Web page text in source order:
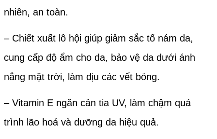
nhiên, an toàn.
– Chiết xuất lô hội giúp giảm sắc tố nám da,
cung cấp độ ẩm cho da, bảo vệ da dưới ánh
nắng mặt trời, làm dịu các vết bỏng.
– Vitamin E ngăn cản tia UV, làm chậm quá
trình lão hoá và dưỡng da hiệu quả.